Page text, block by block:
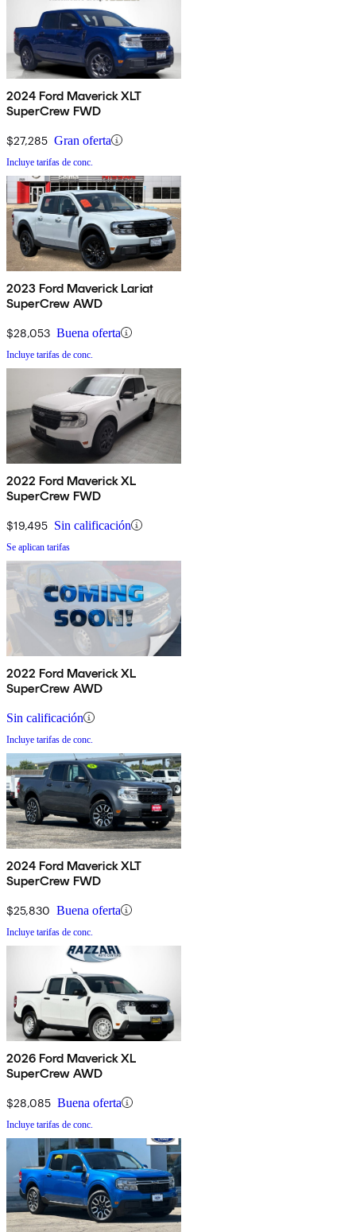
2024 Ford Maverick XLT
SuperCrew FWD
$27,285 Gran oferta
Incluye tarifas de conc.
2023 Ford Maverick Lariat
SuperCrew AWD
$28,053 Buena oferta
Incluye tarifas de conc.
2022 Ford Maverick XL
SuperCrew FWD
$19,495 Sin calificación
Se aplican tarifas
2022 Ford Maverick XL
SuperCrew AWD
Sin calificación
Incluye tarifas de conc.
2024 Ford Maverick XLT
SuperCrew FWD
$25,830 Buena oferta
Incluye tarifas de conc.
2026 Ford Maverick XL
SuperCrew AWD
$28,085 Buena oferta
Incluye tarifas de conc.